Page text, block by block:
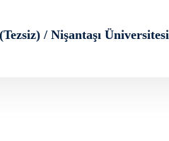
/ Nişantaşı Üniversitesi